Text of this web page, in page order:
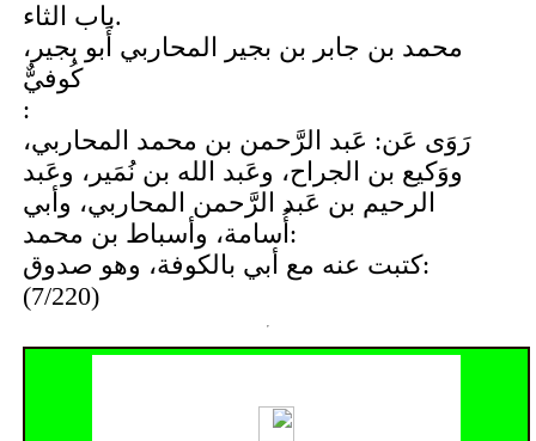
باب الثاء.
محمد بن جابر بن بجير المحاربي أَبو بجير،
كُوفيٌّ
:
رَوَى عَن: عَبد الرَّحمن بن محمد المحاربي،
ووَكيع بن الجراح، وعَبد الله بن نُمَير، وعَبد
الرحيم بن عَبد الرَّحمن المحاربي، وأبي
أُسامة، وأسباط بن محمد:
كتبت عنه مع أبي بالكوفة، وهو صدوق:
(7/220)